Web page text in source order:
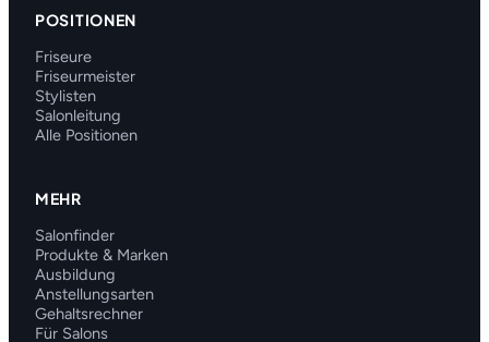
POSITIONEN
Friseure
Friseurmeister
Stylisten
Salonleitung
Alle Positionen
MEHR
Salonfinder
Produkte & Marken
Ausbildung
Anstellungsarten
Gehaltsrechner
Für Salons